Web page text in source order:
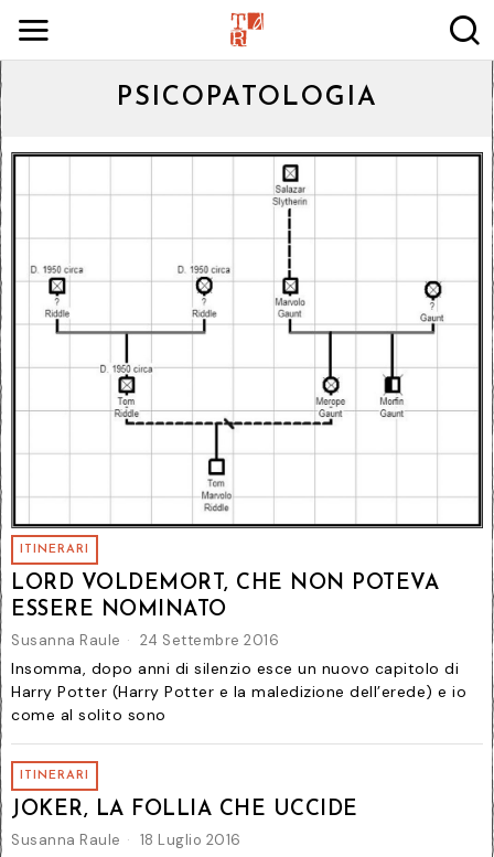
PSICOPATOLOGIA
ITINERARI
LORD VOLDEMORT, CHE NON POTEVA
ESSERE NOMINATO
Susanna Raule 24 Settembre 2016
Insomma, dopo anni di silenzio esce un nuovo capitolo di
Harry Potter (Harry Potter e la maledizione dell’erede) e io
come al solito sono
ITINERARI
JOKER, LA FOLLIA CHE UCCIDE
Susanna Raule 18 Luglio 2016